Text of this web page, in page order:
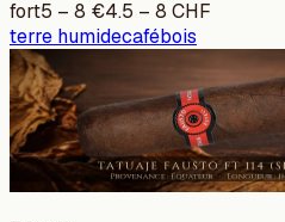
fort5 – 8 €4.5 – 8 CHF
terre humidecafébois